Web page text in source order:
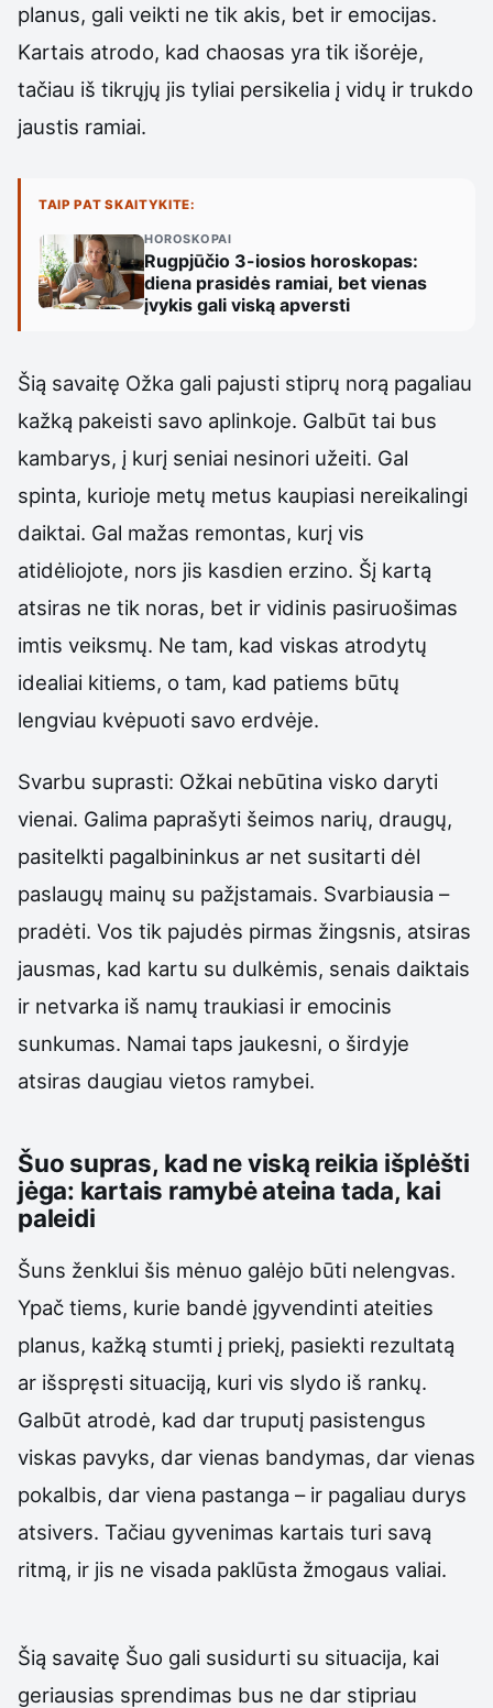
planus, gali veikti ne tik akis, bet ir emocijas.
Kartais atrodo, kad chaosas yra tik išorėje,
tačiau iš tikrųjų jis tyliai persikelia į vidų ir trukdo
jaustis ramiai.
TAIP PAT SKAITYKITE:
HOROSKOPAI
Rugpjūčio 3-iosios horoskopas:
diena prasidės ramiai, bet vienas
įvykis gali viską apversti
Šią savaitę Ožka gali pajusti stiprų norą pagaliau
kažką pakeisti savo aplinkoje. Galbūt tai bus
kambarys, į kurį seniai nesinori užeiti. Gal
spinta, kurioje metų metus kaupiasi nereikalingi
daiktai. Gal mažas remontas, kurį vis
atidėliojote, nors jis kasdien erzino. Šį kartą
atsiras ne tik noras, bet ir vidinis pasiruošimas
imtis veiksmų. Ne tam, kad viskas atrodytų
idealiai kitiems, o tam, kad patiems būtų
lengviau kvėpuoti savo erdvėje.
Svarbu suprasti: Ožkai nebūtina visko daryti
vienai. Galima paprašyti šeimos narių, draugų,
pasitelkti pagalbininkus ar net susitarti dėl
paslaugų mainų su pažįstamais. Svarbiausia –
pradėti. Vos tik pajudės pirmas žingsnis, atsiras
jausmas, kad kartu su dulkėmis, senais daiktais
ir netvarka iš namų traukiasi ir emocinis
sunkumas. Namai taps jaukesni, o širdyje
atsiras daugiau vietos ramybei.
Šuo supras, kad ne viską reikia išplėšti
jėga: kartais ramybė ateina tada, kai
paleidi
Šuns ženklui šis mėnuo galėjo būti nelengvas.
Ypač tiems, kurie bandė įgyvendinti ateities
planus, kažką stumti į priekį, pasiekti rezultatą
ar išspręsti situaciją, kuri vis slydo iš rankų.
Galbūt atrodė, kad dar truputį pasistengus
viskas pavyks, dar vienas bandymas, dar vienas
pokalbis, dar viena pastanga – ir pagaliau durys
atsivers. Tačiau gyvenimas kartais turi savą
ritmą, ir jis ne visada paklūsta žmogaus valiai.
Šią savaitę Šuo gali susidurti su situacija, kai
geriausias sprendimas bus ne dar stipriau